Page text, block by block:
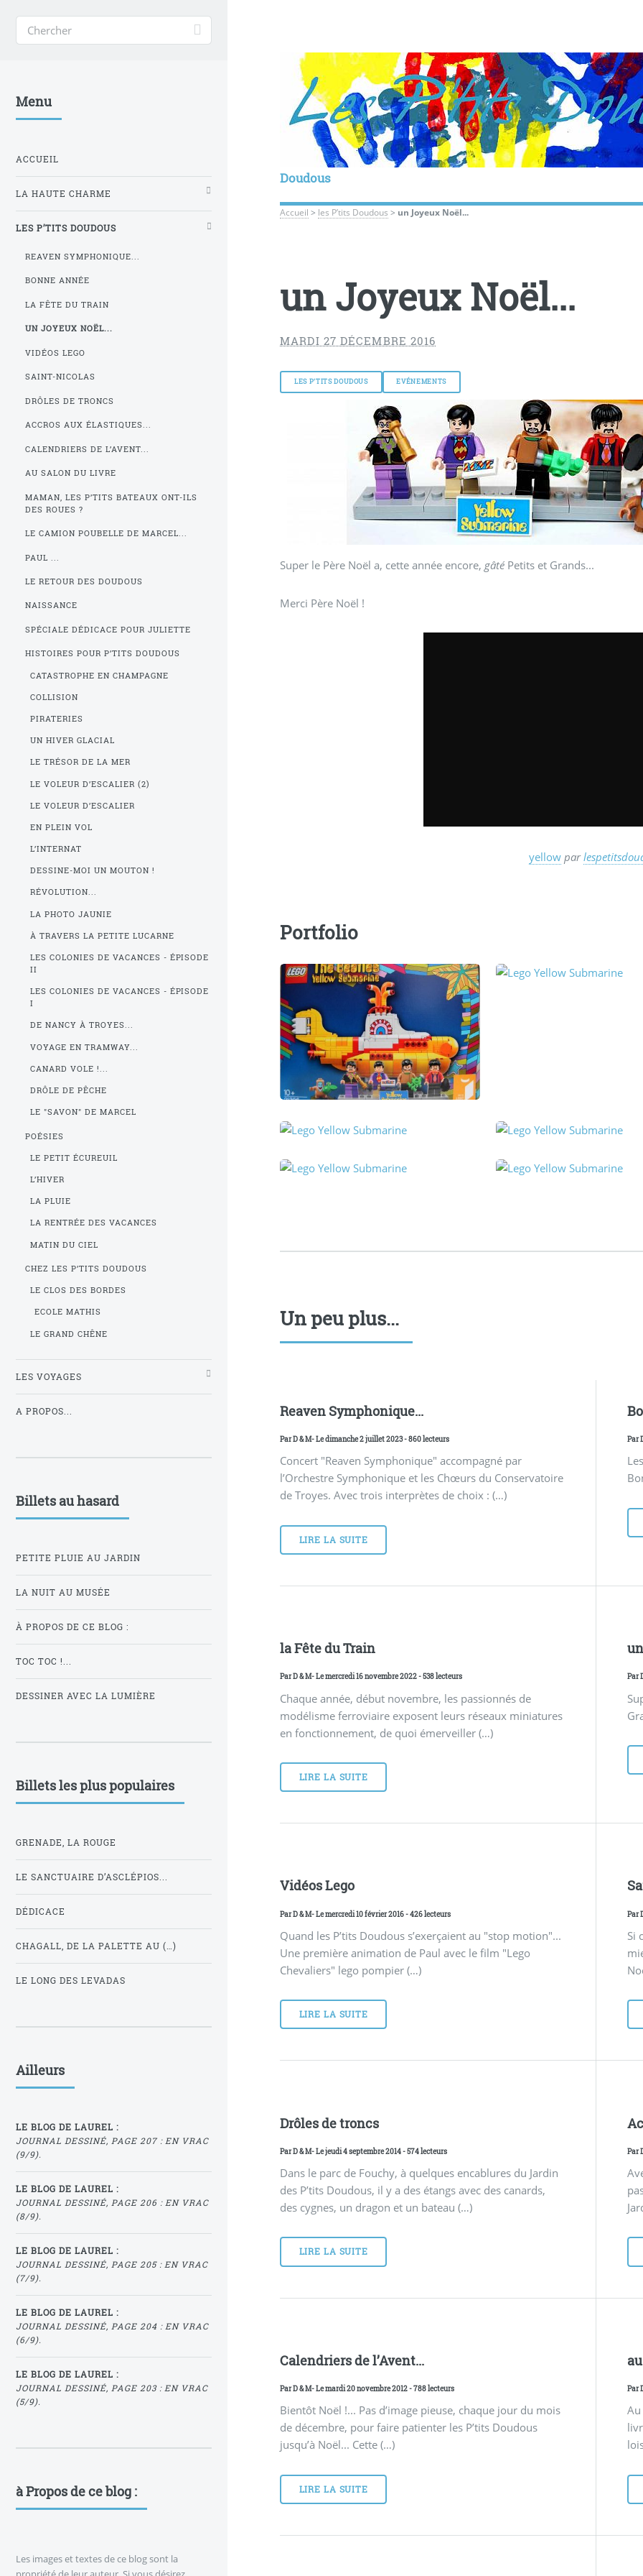
Doudous
Accueil > les P’tits Doudous > un Joyeux Noël...
un Joyeux Noël...
MARDI 27 DÉCEMBRE 2016
LES P’TITS DOUDOUS EVÉNEMENTS
Super le Père Noël a, cette année encore,gâté Petits et Grands...
Merci Père Noël !
yellow par
Portfolio
Un peu plus...
Reaven Symphonique...
ParD & M- Le dimanche 2 juillet 2023 - 860 lecteurs
Concert "Reaven Symphonique" accompagné par
l’Orchestre Symphonique et les Chœurs du Conservatoire
de Troyes. Avec trois interprètes de choix : (…)
LIRE LA SUITE
Par
la Fête du Train
ParD & M- Le mercredi 16 novembre 2022 - 538 lecteurs
Chaque année, début novembre, les passionnés de
modélisme ferroviaire exposent leurs réseaux miniatures
en fonctionnement, de quoi émerveiller (…)
LIRE LA SUITE
Par
Vidéos Lego
ParD & M- Le mercredi 10 février 2016 - 426 lecteurs
Quand les P’tits Doudous s’exerçaient au "stop motion"...
Une première animation de Paul avec le film "Lego
Chevaliers" lego pompier (…)
LIRE LA SUITE
Par
Si
Drôles de troncs
ParD & M- Le jeudi 4 septembre 2014 - 574 lecteurs
Dans le parc de Fouchy, à quelques encablures du Jardin
des P’tits Doudous, il y a des étangs avec des canards,
des cygnes, un dragon et un bateau (…)
LIRE LA SUITE
Par
Calendriers de l’Avent...
ParD & M- Le mardi 20 novembre 2012 - 788 lecteurs
Bientôt Noël !... Pas d’image pieuse, chaque jour du mois
de décembre, pour faire patienter les P’tits Doudous
jusqu’à Noël... Cette (…)
LIRE LA SUITE
Par
Menu
ACCUEIL
LA HAUTE CHARME
LES P’TITS DOUDOUS
REAVEN SYMPHONIQUE...
BONNE ANNÉE
LA FÊTE DU TRAIN
UN JOYEUX NOËL...
VIDÉOS LEGO
SAINT-NICOLAS
DRÔLES DE TRONCS
ACCROS AUX ÉLASTIQUES...
CALENDRIERS DE L’AVENT...
AU SALON DU LIVRE
MAMAN, LES P’TITS BATEAUX ONT-ILS
DES ROUES ?
LE CAMION POUBELLE DE MARCEL...
PAUL ...
LE RETOUR DES DOUDOUS
NAISSANCE
SPÉCIALE DÉDICACE POUR JULIETTE
HISTOIRES POUR P’TITS DOUDOUS
CATASTROPHE EN CHAMPAGNE
COLLISION
PIRATERIES
UN HIVER GLACIAL
LE TRÉSOR DE LA MER
LE VOLEUR D’ESCALIER (2)
LE VOLEUR D’ESCALIER
EN PLEIN VOL
L’INTERNAT
DESSINE-MOI UN MOUTON !
RÉVOLUTION...
LA PHOTO JAUNIE
À TRAVERS LA PETITE LUCARNE
LES COLONIES DE VACANCES - ÉPISODE
II
LES COLONIES DE VACANCES - ÉPISODE
I
DE NANCY À TROYES...
VOYAGE EN TRAMWAY...
CANARD VOLE !...
DRÔLE DE PÊCHE
LE "SAVON" DE MARCEL
POÉSIES
LE PETIT ÉCUREUIL
L’HIVER
LA PLUIE
LA RENTRÉE DES VACANCES
MATIN DU CIEL
CHEZ LES P’TITS DOUDOUS
LE CLOS DES BORDES
ECOLE MATHIS
LE GRAND CHÊNE
LES VOYAGES
A PROPOS...
Billets au hasard
PETITE PLUIE AU JARDIN
LA NUIT AU MUSÉE
À PROPOS DE CE BLOG :
TOC TOC !...
DESSINER AVEC LA LUMIÈRE
Billets les plus populaires
GRENADE, LA ROUGE
LE SANCTUAIRE D’ASCLÉPIOS...
DÉDICACE
CHAGALL, DE LA PALETTE AU (…)
LE LONG DES LEVADAS
Ailleurs
LE BLOG DE LAUREL :
JOURNAL DESSINÉ, PAGE 207 : EN VRAC
(9/9).
LE BLOG DE LAUREL :
JOURNAL DESSINÉ, PAGE 206 : EN VRAC
(8/9).
LE BLOG DE LAUREL :
JOURNAL DESSINÉ, PAGE 205 : EN VRAC
(7/9).
LE BLOG DE LAUREL :
JOURNAL DESSINÉ, PAGE 204 : EN VRAC
(6/9).
LE BLOG DE LAUREL :
JOURNAL DESSINÉ, PAGE 203 : EN VRAC
(5/9).
à Propos de ce blog :
Les images et textes de ce blog sont la